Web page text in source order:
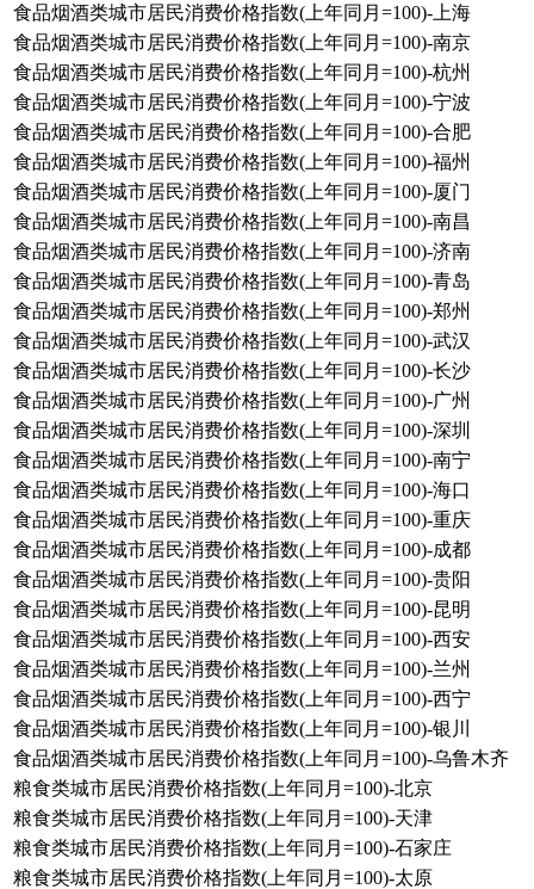
食品烟酒类城市居民消费价格指数(上年同月=100)-上海
食品烟酒类城市居民消费价格指数(上年同月=100)-南京
食品烟酒类城市居民消费价格指数(上年同月=100)-杭州
食品烟酒类城市居民消费价格指数(上年同月=100)-宁波
食品烟酒类城市居民消费价格指数(上年同月=100)-合肥
食品烟酒类城市居民消费价格指数(上年同月=100)-福州
食品烟酒类城市居民消费价格指数(上年同月=100)-厦门
食品烟酒类城市居民消费价格指数(上年同月=100)-南昌
食品烟酒类城市居民消费价格指数(上年同月=100)-济南
食品烟酒类城市居民消费价格指数(上年同月=100)-青岛
食品烟酒类城市居民消费价格指数(上年同月=100)-郑州
食品烟酒类城市居民消费价格指数(上年同月=100)-武汉
食品烟酒类城市居民消费价格指数(上年同月=100)-长沙
食品烟酒类城市居民消费价格指数(上年同月=100)-广州
食品烟酒类城市居民消费价格指数(上年同月=100)-深圳
食品烟酒类城市居民消费价格指数(上年同月=100)-南宁
食品烟酒类城市居民消费价格指数(上年同月=100)-海口
食品烟酒类城市居民消费价格指数(上年同月=100)-重庆
食品烟酒类城市居民消费价格指数(上年同月=100)-成都
食品烟酒类城市居民消费价格指数(上年同月=100)-贵阳
食品烟酒类城市居民消费价格指数(上年同月=100)-昆明
食品烟酒类城市居民消费价格指数(上年同月=100)-西安
食品烟酒类城市居民消费价格指数(上年同月=100)-兰州
食品烟酒类城市居民消费价格指数(上年同月=100)-西宁
食品烟酒类城市居民消费价格指数(上年同月=100)-银川
食品烟酒类城市居民消费价格指数(上年同月=100)-乌鲁木齐
粮食类城市居民消费价格指数(上年同月=100)-北京
粮食类城市居民消费价格指数(上年同月=100)-天津
粮食类城市居民消费价格指数(上年同月=100)-石家庄
粮食类城市居民消费价格指数(上年同月=100)-太原